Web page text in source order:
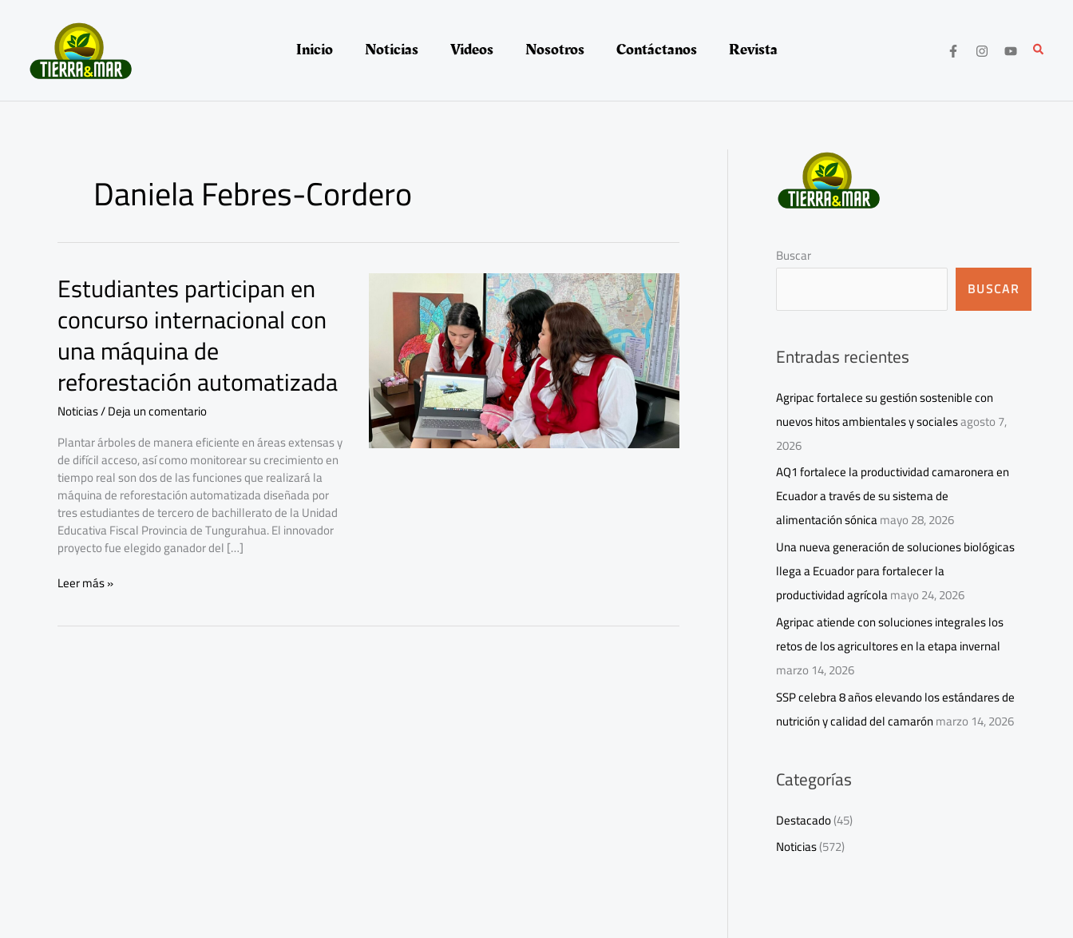
Inicio Noticias Videos Nosotros Contáctanos Revista Buscar
Daniela Febres-Cordero
Estudiantes participan en
concurso internacional con
una máquina de
reforestación automatizada
Noticias/Deja un comentario
Plantar árboles de manera eficiente en áreas extensas y
de difícil acceso, así como monitorear su crecimiento en
tiempo real son dos de las funciones que realizará la
máquina de reforestación automatizada diseñada por
tres estudiantes de tercero de bachillerato de la Unidad
Educativa Fiscal Provincia de Tungurahua. El innovador
proyecto fue elegido ganador del […]
Estudiantes
participan
en
concurso
internacional
con
una
máquina
de
reforestación
automatizada
Leer más »
Buscar
BUSCAR
Entradas recientes
Agripac fortalece su gestión sostenible con
nuevos hitos ambientales y socialesagosto 7,
2026
AQ1 fortalece la productividad camaronera en
Ecuador a través de su sistema de
alimentación sónicamayo 28, 2026
Una nueva generación de soluciones biológicas
llega a Ecuador para fortalecer la
productividad agrícolamayo 24, 2026
Agripac atiende con soluciones integrales los
retos de los agricultores en la etapa invernal
marzo 14, 2026
SSP celebra 8 años elevando los estándares de
nutrición y calidad del camarónmarzo 14, 2026
Categorías
Destacado(45)
Noticias(572)